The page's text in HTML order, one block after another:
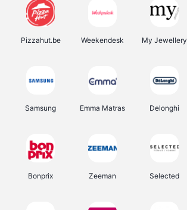
Pizzahut.be Weekendesk My Jewellery
Samsung Emma Matras Delonghi
Bonprix Zeeman Selected